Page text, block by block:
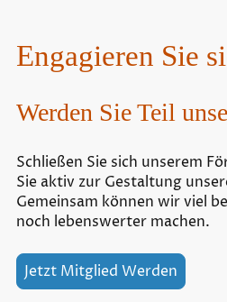
Engagieren Sie
Werden Sie Teil
Schließen Sie sich unserem
Sie aktiv zur Gestaltung
Gemeinsam können wir viel
noch lebenswerter machen.
Jetzt Mitglied Werden